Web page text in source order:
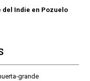
del Indie en Pozuelo